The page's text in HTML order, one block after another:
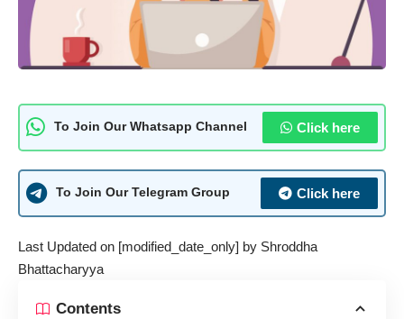
To Join Our Whatsapp Channel Click here
To Join Our Telegram Group Click here
Last Updated on [modified_date_only] by Shroddha
Bhattacharyya
Contents